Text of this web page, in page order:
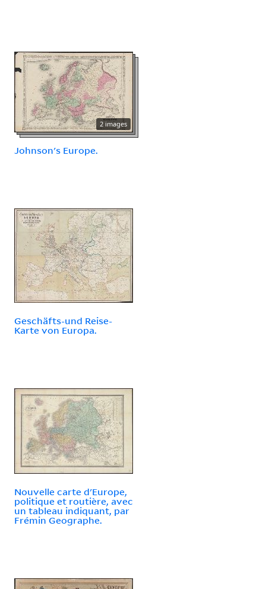
2 images
Johnson's Europe.
Geschäfts-und Reise-
Karte von Europa.
Nouvelle carte d'Europe,
politique et routière, avec
un tableau indiquant, par
Frémin Geographe.